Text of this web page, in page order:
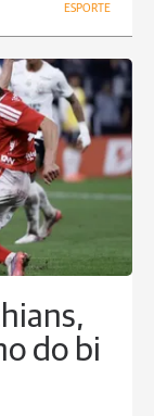
ESPORTE
do bi